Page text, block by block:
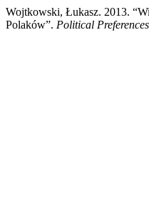
Wojtkowski, Łukasz. 2013.
Polaków”. Political Preferences